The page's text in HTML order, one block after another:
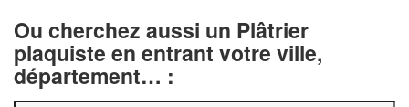
Ou cherchez aussi un Plâtrier
plaquiste en entrant votre ville,
département… :